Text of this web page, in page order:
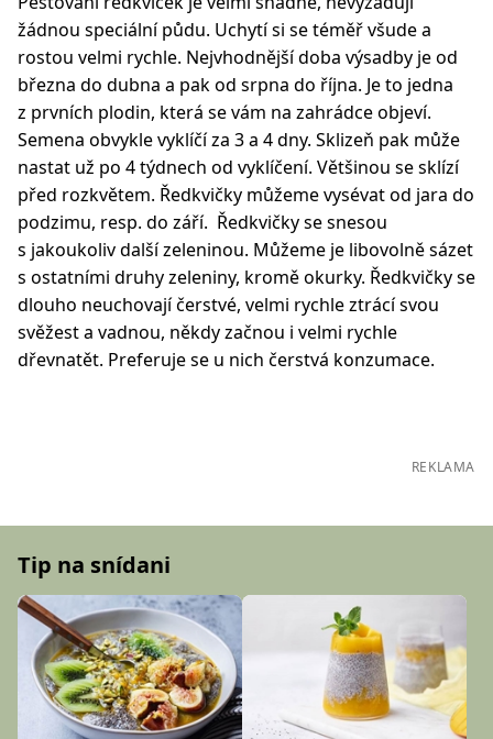
žádnou speciální půdu. Uchytí si se téměř všude a
rostou velmi rychle. Nejvhodnější doba výsadby je od
března do dubna a pak od srpna do října. Je to jedna
z prvních plodin, která se vám na zahrádce objeví.
Semena obvykle vyklíčí za 3 a 4 dny. Sklizeň pak může
nastat už po 4 týdnech od vyklíčení. Většinou se sklízí
před rozkvětem. Ředkvičky můžeme vysévat od jara do
podzimu, resp. do září. Ředkvičky se snesou
s jakoukoliv další zeleninou. Můžeme je libovolně sázet
s ostatními druhy zeleniny, kromě okurky. Ředkvičky se
dlouho neuchovají čerstvé, velmi rychle ztrácí svou
svěžest a vadnou, někdy začnou i velmi rychle
dřevnatět. Preferuje se u nich čerstvá konzumace.
REKLAMA
Tip na snídani